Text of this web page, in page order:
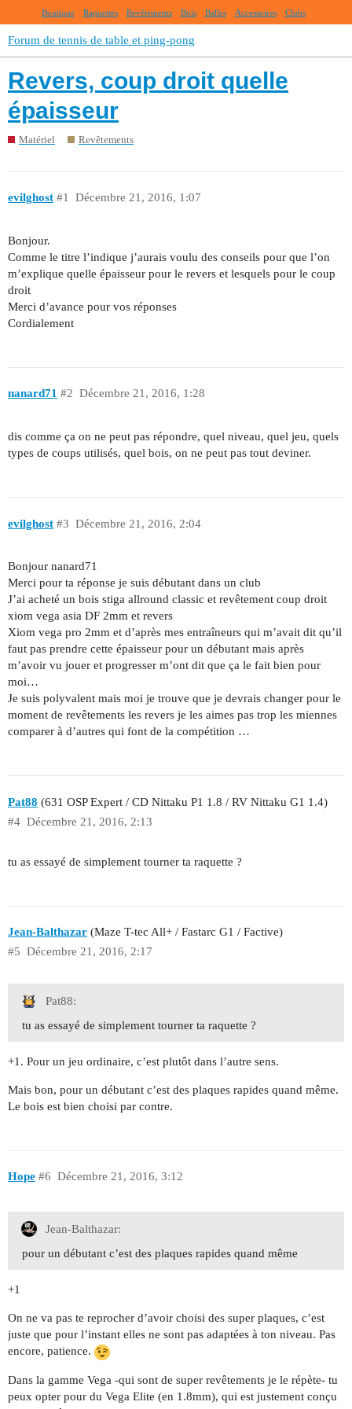
Boutique Raquettes Revêtements Bois Balles Accessoires Clubs
Forum de tennis de table et ping-pong
Revers, coup droit quelle
épaisseur
Matériel Revêtements
evilghost Décembre 21, 2016, 1:07
#1
Bonjour.
Comme le titre l’indique j’aurais voulu des conseils pour que l’on
m’explique quelle épaisseur pour le revers et lesquels pour le coup
droit
Merci d’avance pour vos réponses
Cordialement
nanard71 Décembre 21, 2016, 1:28
#2
dis comme ça on ne peut pas répondre, quel niveau, quel jeu, quels
types de coups utilisés, quel bois, on ne peut pas tout deviner.
evilghost Décembre 21, 2016, 2:04
#3
Bonjour nanard71
Merci pour ta réponse je suis débutant dans un club
J’ai acheté un bois stiga allround classic et revêtement coup droit
xiom vega asia DF 2mm et revers
Xiom vega pro 2mm et d’après mes entraîneurs qui m’avait dit qu’il
faut pas prendre cette épaisseur pour un débutant mais après
m’avoir vu jouer et progresser m’ont dit que ça le fait bien pour
moi…
Je suis polyvalent mais moi je trouve que je devrais changer pour le
moment de revêtements les revers je les aimes pas trop les miennes
comparer à d’autres qui font de la compétition …
Pat88 (631 OSP Expert / CD Nittaku P1 1.8 / RV Nittaku G1 1.4)
Décembre 21, 2016, 2:13
#4
tu as essayé de simplement tourner ta raquette ?
Jean-Balthazar (Maze T-tec All+ / Fastarc G1 / Factive)
Décembre 21, 2016, 2:17
#5
Pat88:
tu as essayé de simplement tourner ta raquette ?
+1. Pour un jeu ordinaire, c’est plutôt dans l’autre sens.
Mais bon, pour un débutant c’est des plaques rapides quand même.
Le bois est bien choisi par contre.
Hope Décembre 21, 2016, 3:12
#6
Jean-Balthazar:
pour un débutant c’est des plaques rapides quand même
+1
On ne va pas te reprocher d’avoir choisi des super plaques, c’est
juste que pour l’instant elles ne sont pas adaptées à ton niveau. Pas
encore, patience.
Dans la gamme Vega -qui sont de super revêtements je le répète- tu
peux opter pour du Vega Elite (en 1.8mm), qui est justement conçu